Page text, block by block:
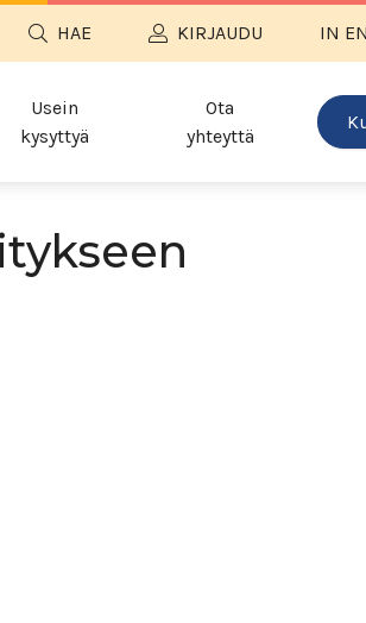
HAE KIRJAUDU IN
Usein
kysyttyä
Ota
yhteyttä